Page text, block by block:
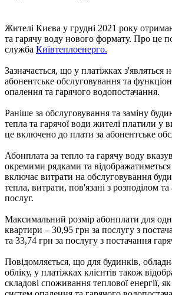
Жителі Києва у грудні 2021 року
та гарячу воду нового формату. Про це
служба Київтеплоенерго.
Зазначається, що у платіжках з'являться
абонентське обслуговування та
опалення та гарячого водопостачання.
Раніше за обслуговування та заміну
тепла та гарячої води жителі платили у
це включено до плати за абонентське
Абонплата за тепло та гарячу воду
окремими рядками та
включає витрати на обслуговування
тепла, витрати, пов'язані з розподілом
послуг.
Максимальний розмір абонплати для
квартири – 30,95 грн за послугу з
та 33,74 грн за послугу з постачання
Повідомляється, що для будинків,
обліку, у платіжках клієнтів також
складові споживання теплової енергії,